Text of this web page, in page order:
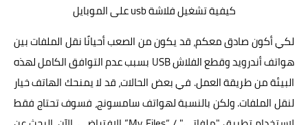
كيفية تشغيل فلاشة usb على الموبايل
لكي أكون صادق معكم، قد يكون من الصعب أحيانًا نقل الملفات بين
هواتف أندرويد وقطع الفلاش USB بسبب عدم التوافق الكامل لهذه
البيئة من طريقة العمل. في بعض الحالات، قد لا يمنحك الهاتف خيار
لنقل الملفات. ولكن بالنسبة لهواتف سامسونج، فسوف تحتاج فقط